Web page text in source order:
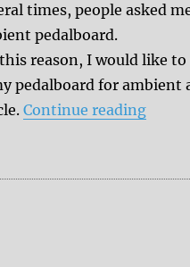
times, people asked
pedalboard.
reason, I would like
pedalboard for ambient
Continue reading